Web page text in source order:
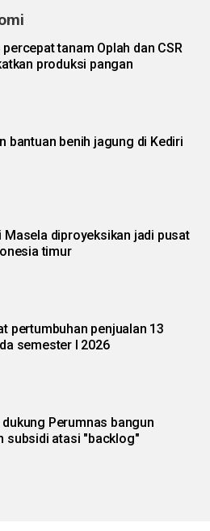
tanam Oplah dan CSR
produksi pangan
bantuan benih jagung di Kediri
Masela diproyeksikan jadi pusat
timur
pertumbuhan penjualan 13
semester I 2026
Perumnas bangun
subsidi atasi "backlog"